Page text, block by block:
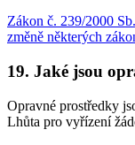
Zákon č. 239/2000
změně některých
19. Jaké jsou
Opravné prostředky
Lhůta pro vyřízení